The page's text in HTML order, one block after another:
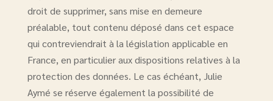
droit de supprimer, sans mise en demeure
préalable, tout contenu déposé dans cet espace
qui contreviendrait à la législation applicable en
France, en particulier aux dispositions relatives à la
protection des données. Le cas échéant, Julie
Aymé se réserve également la possibilité de